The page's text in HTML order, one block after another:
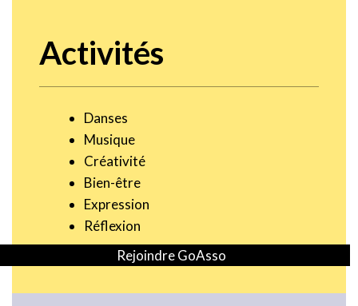
Activités
Danses
Musique
Créativité
Bien-être
Expression
Réflexion
Rejoindre GoAsso